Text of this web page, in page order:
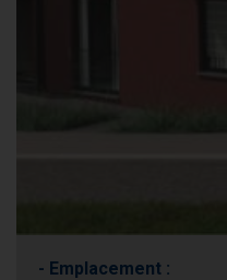
- Emplacement :